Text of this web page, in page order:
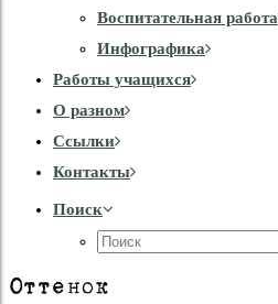
Воспитательная работа
Инфографика
Работы учащихся
О разном
Cсылки
Контакты
Поиск
Оттенок